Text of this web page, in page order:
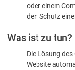
sind
oder einem
den Schutz
Was ist zu tun?
Die Lösung
Website